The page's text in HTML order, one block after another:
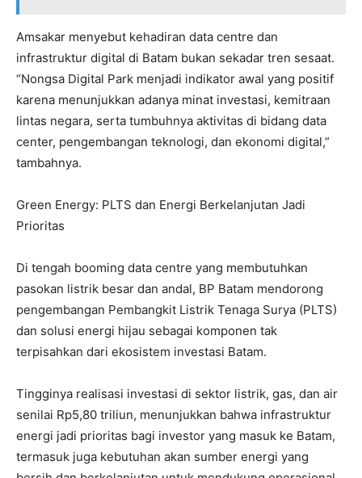
Amsakar menyebut kehadiran data centre dan
infrastruktur digital di Batam bukan sekadar tren sesaat.
“Nongsa Digital Park menjadi indikator awal yang positif
karena menunjukkan adanya minat investasi, kemitraan
lintas negara, serta tumbuhnya aktivitas di bidang data
center, pengembangan teknologi, dan ekonomi digital,”
tambahnya.
Green Energy: PLTS dan Energi Berkelanjutan Jadi
Prioritas
Di tengah booming data centre yang membutuhkan
pasokan listrik besar dan andal, BP Batam mendorong
pengembangan Pembangkit Listrik Tenaga Surya (PLTS)
dan solusi energi hijau sebagai komponen tak
terpisahkan dari ekosistem investasi Batam.
Tingginya realisasi investasi di sektor listrik, gas, dan air
senilai Rp5,80 triliun, menunjukkan bahwa infrastruktur
energi jadi prioritas bagi investor yang masuk ke Batam,
termasuk juga kebutuhan akan sumber energi yang